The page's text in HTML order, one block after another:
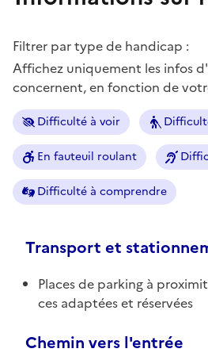
Filtrer par type de handicap :
Affichez uniquement les infos
concernent, en fonction de
Difficulté à voir
En fauteuil roulant
Difficulté à comprendre
Transport et
Places de parking à
ces adaptées et réservées
Chemin vers l'entrée